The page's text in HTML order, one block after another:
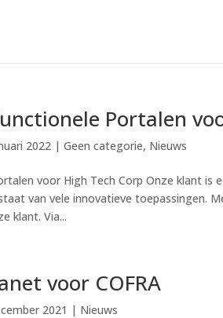
Portalen
2022 |Geen categorie, Nieuws
voor High Tech Corp Onze klant is
van vele innovatieve toepassingen.
klant. Via...
voor COFRA
2021 | Nieuws